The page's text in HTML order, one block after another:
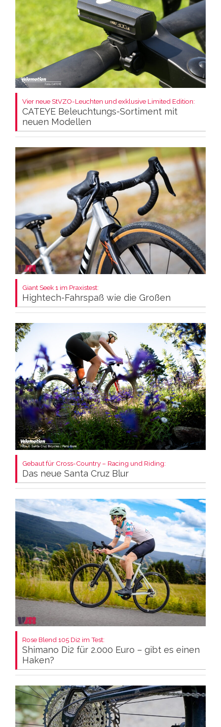
Vier neue StVZO-Leuchten und exklusive Limited Edition:
CATEYE Beleuchtungs-Sortiment mit
neuen Modellen
Giant Seek 1 im Praxistest:
Hightech-Fahrspaß wie die Großen
Gebaut für Cross-Country – Racing und Riding:
Das neue Santa Cruz Blur
Rose Blend 105 Di2 im Test:
Shimano Di2 für 2.000 Euro – gibt es einen
Haken?